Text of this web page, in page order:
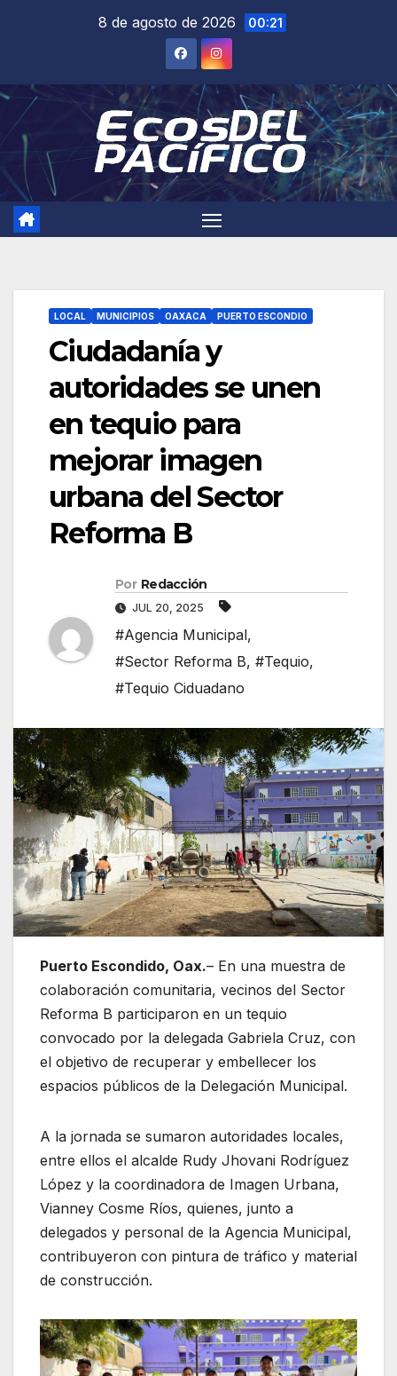
8 de agosto de 2026 00:21
LOCAL MUNICIPIOS OAXACA PUERTO ESCONDIO
Ciudadanía y
autoridades se unen
en tequio para
mejorar imagen
urbana del Sector
Reforma B
Por Redacción
JUL 20, 2025
#Agencia Municipal,
#Sector Reforma B, #Tequio,
#Tequio Ciduadano
Puerto Escondido, Oax.– En una muestra de
colaboración comunitaria, vecinos del Sector
Reforma B participaron en un tequio
convocado por la delegada Gabriela Cruz, con
el objetivo de recuperar y embellecer los
espacios públicos de la Delegación Municipal.
A la jornada se sumaron autoridades locales,
entre ellos el alcalde Rudy Jhovani Rodríguez
López y la coordinadora de Imagen Urbana,
Vianney Cosme Ríos, quienes, junto a
delegados y personal de la Agencia Municipal,
contribuyeron con pintura de tráfico y material
de construcción.